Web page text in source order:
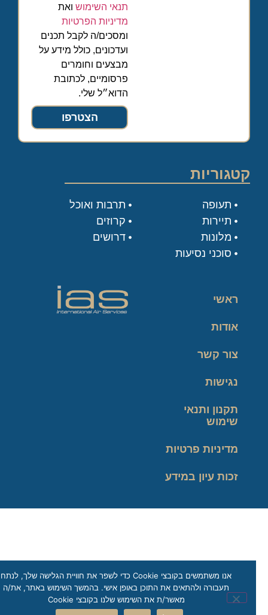
תנאי השימושואת
מדיניות הפרטיות
ומסכים/ה לקבל תכנים
ועדכונים, כולל מידע על
מבצעים וחומרים
פרסומיים, לכתובת
הדוא״ל שלי.
הצטרפו
קטגוריות
תעופה
תיירות
מלונות
סוכני נסיעות
תרבות ואוכל
קרוזים
דרושים
ראשי
אודות
צור קשר
נגישות
תקנון ותנאי
שימוש
מדיניות פרטיות
זכות עיון במידע
אנו משתמשים בקובצי Cookie כדי לשפר את חוויית הגלישה שלך, לנתח
תעבורה ולהתאים את התוכן באופן אישי. בהמשך השימוש באתר, את/ה
מאשר/ת את השימוש שלנו בקובצי Cookie